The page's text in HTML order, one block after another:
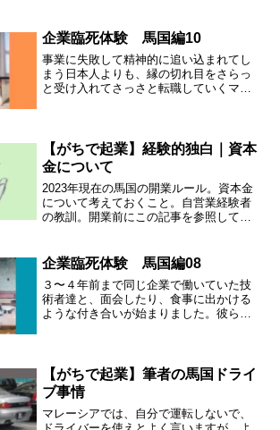
ものだと思います。
企業臨死体験 馬国編10
事業に失敗して精神的に追い込まれてし
まう日本人よりも、縁の切れ目をさらっ
と受け入れてさっさと転職していくマレ
います。
【がちで起業】経験的独白｜資本
金について
2023年現在の馬国の開業ルール。資本金
について考えておくこと。自営業経験者
の教訓。開業前にこの記事を参照してく
企業臨死体験 馬国編08
３〜４年前まで同じ企業で働いていた技
術者達と、面会したり、食事に出かける
ような付き合いが始まりました。彼らの
た。
【がちで起業】筆者の馬国ドライ
ブ事情
マレーシアでは、自分で運転しないで、